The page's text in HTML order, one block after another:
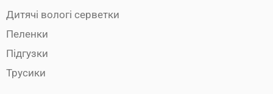
Дитячі вологі серветки
Пеленки
Підгузки
Трусики